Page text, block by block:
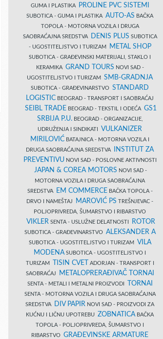
GUMA I PLASTIKA
PROLINE PVC SISTEMI
SUBOTICA - GUMA I PLASTIKA AUTO-AS BAČKA
TOPOLA - MOTORNA VOZILA I DRUGA
SAOBRAĆAJNA SREDSTVA
DENIS PLUS SUBOTICA
- UGOSTITELJSTVO I TURIZAM
METAL SHOP
SUBOTICA - GRAĐEVINSKI MATERIJALI, STAKLO I
KERAMIKA GRAND TOURS NOVI SAD -
UGOSTITELJSTVO I TURIZAM SMB-GRADNJA
SUBOTICA - GRAĐEVINARSTVO STANDARD
LOGISTIC BEOGRAD - TRANSPORT I SAOBRAĆAJ
SEIBL TRADE BEOGRAD - TEKSTIL I ODEĆA GS1
SRBIJA P.U.BEOGRAD - ORGANIZACIJE,
UDRUŽENJA I SINDIKATI VULKANIZER
MIRILOVIĆ BATAJNICA - MOTORNA VOZILA I
DRUGA SAOBRAĆAJNA SREDSTVA
INSTITUT ZA
PREVENTIVUNOVI SAD - POSLOVNE AKTIVNOSTI
JAPAN & COREA MOTORS NOVI SAD -
MOTORNA VOZILA I DRUGA SAOBRAĆAJNA
SREDSTVA
EM COMMERCE BAČKA TOPOLA -
DRVO I NAMEŠTAJ
MAROVIĆ PS TREŠNJEVAC -
POLJOPRIVREDA, ŠUMARSTVO I RIBARSTVO
VIKLER SENTA - USLUŽNE DELATNOSTI ROTOR
SUBOTICA - GRAĐEVINARSTVO ALEKSANDER A
SUBOTICA - UGOSTITELJSTVO I TURIZAM VILA
MODENA SUBOTICA - UGOSTITELJSTVO I
TURIZAM
TISIN CVET
ADORJAN - TRANSPORT I
SAOBRAĆAJ
METALOPRERAĐIVAČ TORNAI
SENTA - METALI I METALNI PROIZVODI TORNAI
SENTA - MOTORNA VOZILA I DRUGA SAOBRAĆAJNA
SREDSTVA
DIV PAPIR NOVI SAD - PROIZVODI ZA
KUĆNU I LIČNU UPOTREBU ZOBNATICA BAČKA
TOPOLA - POLJOPRIVREDA, ŠUMARSTVO I
RIBARSTVO GRAĐEVINSKE ARMATURE